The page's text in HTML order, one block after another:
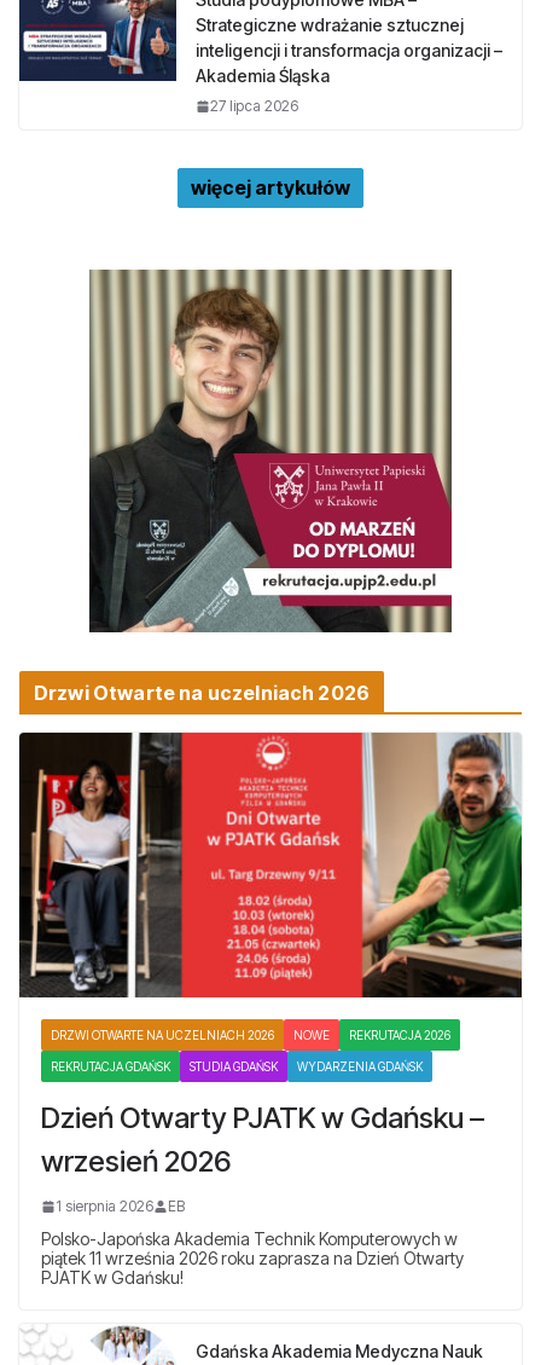
Strategiczne wdrażanie sztucznej
inteligencji i transformacja organizacji –
Akademia Śląska
27 lipca 2026
więcej artykułów
Drzwi Otwarte na uczelniach 2026
DRZWI OTWARTE NA UCZELNIACH 2026 NOWE REKRUTACJA 2026
REKRUTACJA GDAŃSK STUDIA GDAŃSK WYDARZENIA GDAŃSK
Dzień Otwarty PJATK w Gdańsku –
wrzesień 2026
1 sierpnia 2026 EB
Polsko-Japońska Akademia Technik Komputerowych w
piątek 11 września 2026 roku zaprasza na Dzień Otwarty
PJATK w Gdańsku!
Gdańska Akademia Medyczna Nauk